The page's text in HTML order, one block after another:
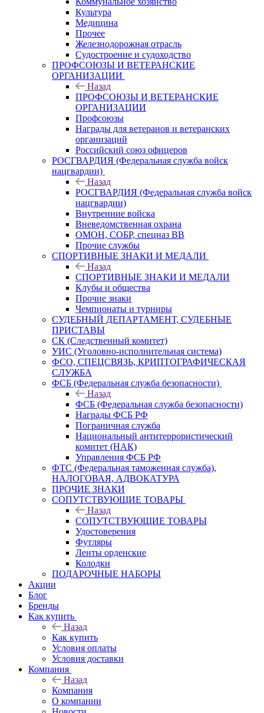
Культура
Медицина
Прочее
Железнодорожная отрасль
Судостроение и судоходство
ПРОФСОЮЗЫ И ВЕТЕРАНСКИЕ
ОРГАНИЗАЦИИ
Назад
ПРОФСОЮЗЫ И ВЕТЕРАНСКИЕ
ОРГАНИЗАЦИИ
Профсоюзы
Награды для ветеранов и ветеранских
организаций
Российский союз офицеров
РОСГВАРДИЯ (Федеральная служба войск
нацгвардии)
Назад
РОСГВАРДИЯ (Федеральная служба войск
нацгвардии)
Внутренние войска
Вневедомственная охрана
ОМОН, СОБР, спецназ ВВ
Прочие службы
СПОРТИВНЫЕ ЗНАКИ И МЕДАЛИ
Назад
СПОРТИВНЫЕ ЗНАКИ И МЕДАЛИ
Клубы и общества
Прочие знаки
Чемпионаты и турниры
СУДЕБНЫЙ ДЕПАРТАМЕНТ, СУДЕБНЫЕ
ПРИСТАВЫ
СК (Следственный комитет)
УИС (Уголовно-исполнительная система)
ФСО, СПЕЦСВЯЗЬ, КРИПТОГРАФИЧЕСКАЯ
СЛУЖБА
ФСБ (Федеральная служба безопасности)
Назад
ФСБ (Федеральная служба безопасности)
Награды ФСБ РФ
Пограничная служба
Национальный антитеррористический
комитет (НАК)
Управления ФСБ РФ
ФТС (Федеральная таможенная служба),
НАЛОГОВАЯ, АДВОКАТУРА
ПРОЧИЕ ЗНАКИ
СОПУТСТВУЮЩИЕ ТОВАРЫ
Назад
СОПУТСТВУЮЩИЕ ТОВАРЫ
Удостоверения
Футляры
Ленты орденские
Колодки
ПОДАРОЧНЫЕ НАБОРЫ
Акции
Блог
Бренды
Как купить
Назад
Как купить
Условия оплаты
Условия доставки
Компания
Назад
Компания
О компании